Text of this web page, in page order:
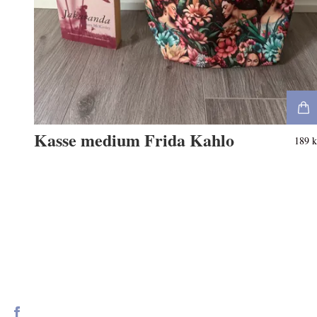
Kasse medium Frida Kahlo 189